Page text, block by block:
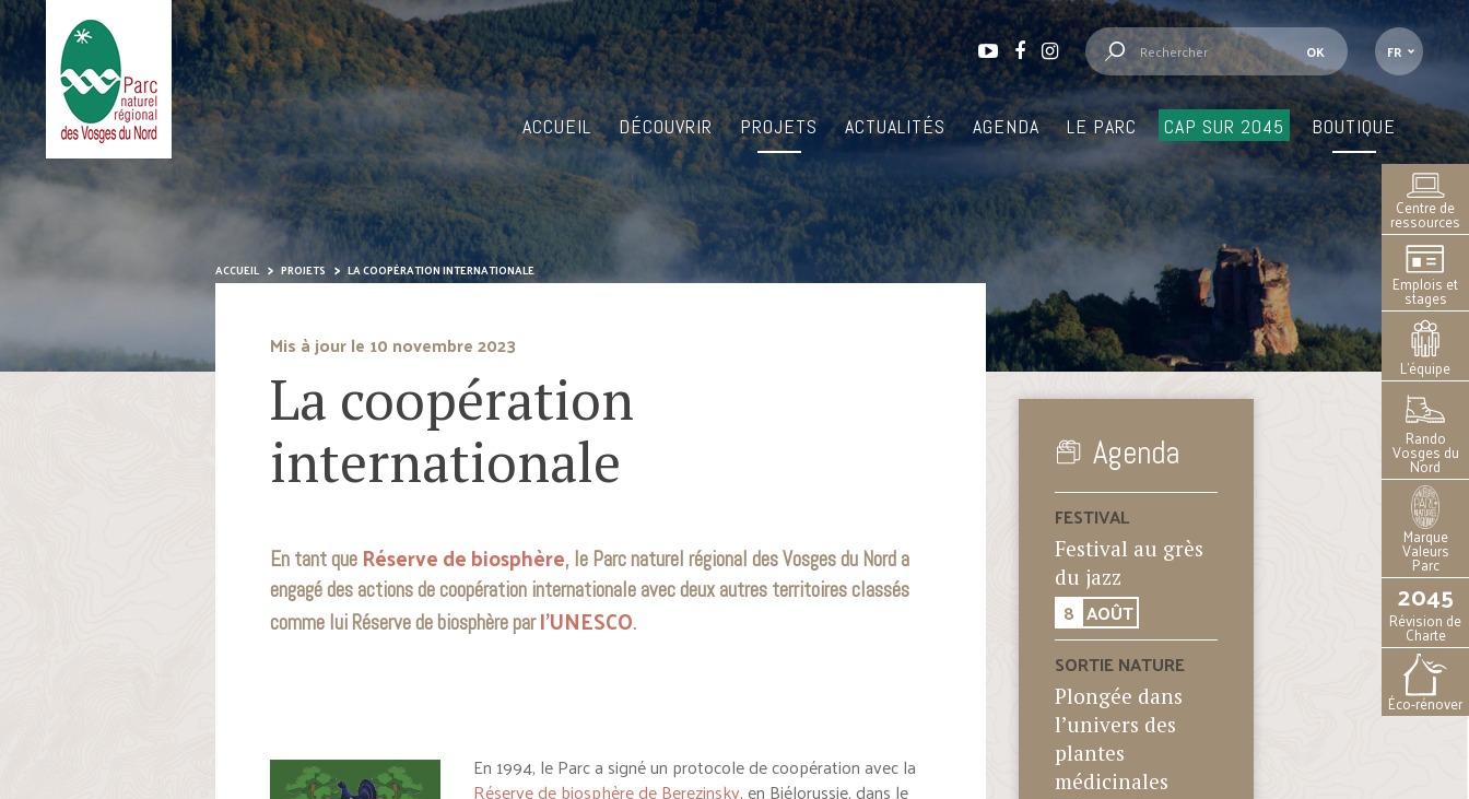
FR
ACCUEIL DÉCOUVRIR PROJETS ACTUALITÉS AGENDA LE PARC CAP SUR 2045 BOUTIQUE
Centre de
ressources
Emplois et
stages
L’équipe
Rando
Vosges du
Nord
Marque
Valeurs
Parc
2045
Révision de
Charte
Éco-rénover
ACCUEIL PROJETS LA COOPÉRATION INTERNATIONALE
Mis à jour le 10 novembre 2023
La coopération
internationale
En tant que Réserve de biosphère, le Parc naturel régional des Vosges du Nord a
engagé des actions de coopération internationale avec deux autres territoires classés
comme lui Réserve de biosphère parl’UNESCO.
En 1994, le Parc a signé un protocole de coopération avec la
Réserve de biosphère de Berezinsky, en Biélorussie, dans le
Agenda
FESTIVAL
Festival au grès
du jazz
8 AOÛT
SORTIE NATURE
Plongée dans
l’univers des
plantes
médicinales